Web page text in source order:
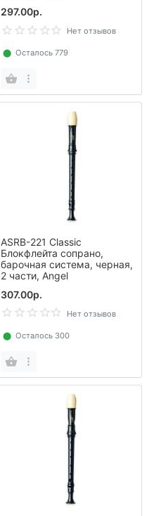
297.00р.
Нет отзывов
⬤ Осталось 779
ASRB-221 Classic
Блокфлейта сопрано,
барочная система, черная,
2 части, Angel
307.00р.
Нет отзывов
⬤ Осталось 300